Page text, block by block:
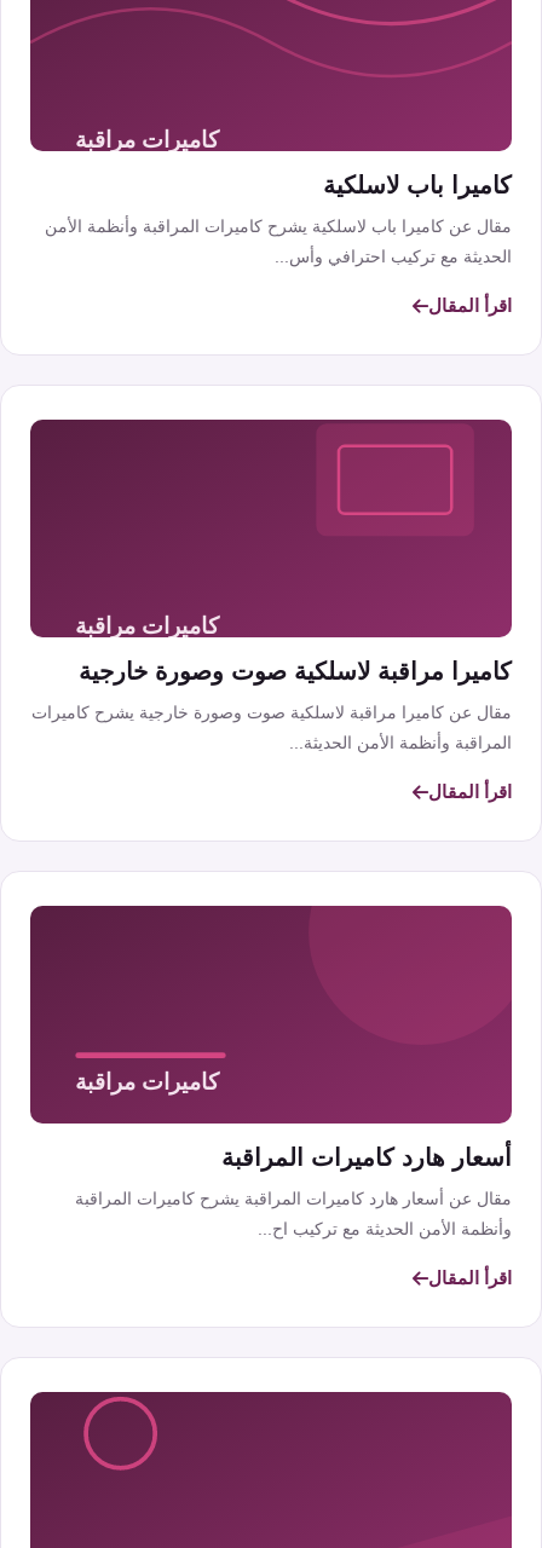
كاميرا باب لاسلكية
مقال عن كاميرا باب لاسلكية يشرح كاميرات المراقبة وأنظمة الأمن
الحديثة مع تركيب احترافي وأس...
اقرأ المقال
كاميرا مراقبة لاسلكية صوت وصورة خارجية
مقال عن كاميرا مراقبة لاسلكية صوت وصورة خارجية يشرح كاميرات
المراقبة وأنظمة الأمن الحديثة...
اقرأ المقال
أسعار هارد كاميرات المراقبة
مقال عن أسعار هارد كاميرات المراقبة يشرح كاميرات المراقبة
وأنظمة الأمن الحديثة مع تركيب اح...
اقرأ المقال